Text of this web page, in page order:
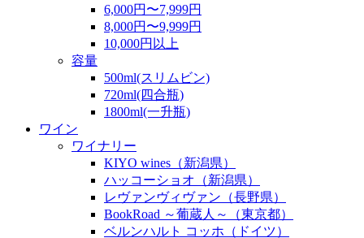
6,000円〜7,999円
8,000円〜9,999円
10,000円以上
容量
500ml(スリムビン)
720ml(四合瓶)
1800ml(一升瓶)
ワイン
ワイナリー
KIYO wines（新潟県）
ハッコーショオ（新潟県）
レヴァンヴィヴァン（長野県）
BookRoad ～葡蔵人～（東京都）
ベルンハルト コッホ（ドイツ）